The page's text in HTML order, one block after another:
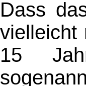
Dass
vielleicht
15